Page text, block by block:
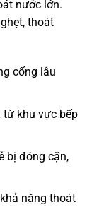
nước lớn.
thoát
cống lâu
từ khu vực bếp
bị đóng cặn,
năng thoát